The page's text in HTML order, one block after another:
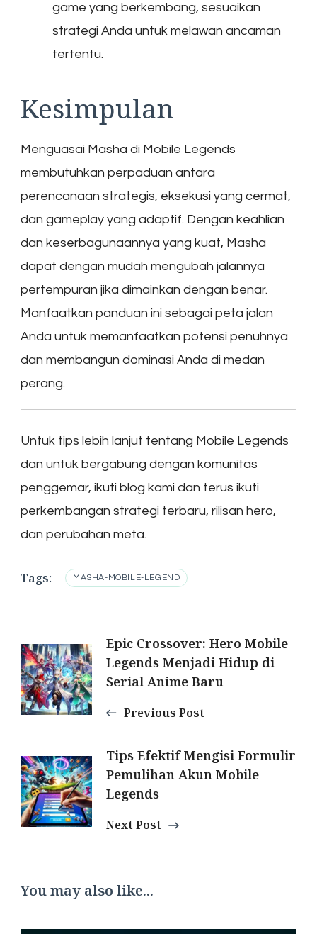
game yang berkembang, sesuaikan
strategi Anda untuk melawan ancaman
tertentu.
Kesimpulan
Menguasai Masha di Mobile Legends
membutuhkan perpaduan antara
perencanaan strategis, eksekusi yang cermat,
dan gameplay yang adaptif. Dengan keahlian
dan keserbagunaannya yang kuat, Masha
dapat dengan mudah mengubah jalannya
pertempuran jika dimainkan dengan benar.
Manfaatkan panduan ini sebagai peta jalan
Anda untuk memanfaatkan potensi penuhnya
dan membangun dominasi Anda di medan
perang.
Untuk tips lebih lanjut tentang Mobile Legends
dan untuk bergabung dengan komunitas
penggemar, ikuti blog kami dan terus ikuti
perkembangan strategi terbaru, rilisan hero,
dan perubahan meta.
Tags: MASHA-MOBILE-LEGEND
Post
Navigation
Epic Crossover: Hero Mobile
Legends Menjadi Hidup di
Serial Anime Baru
Previous Post
Tips Efektif Mengisi Formulir
Pemulihan Akun Mobile
Legends
Next Post
You may also like...